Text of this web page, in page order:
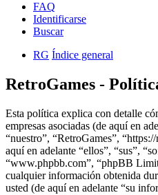
FAQ
Identificarse
Buscar
RG Índice general
RetroGames -
Esta política explica con detalle
empresas asociadas (de aquí en
“nuestro”, “RetroGames”,
aquí en adelante “ellos”, “sus”,
“www.phpbb.com”, “phpBB
cualquier información obtenida
usted (de aquí en adelante “su